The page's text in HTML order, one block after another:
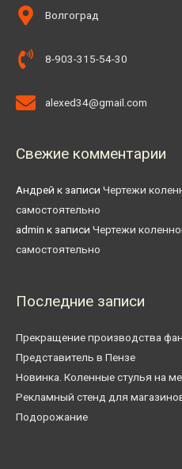
Волгоград
8-903-315-54-30
alexed34@gmail.com
Свежие комментарии
Андрей к записи Чертежи
самостоятельно
admin к записи Чертежи
самостоятельно
Последние записи
Прекращение производства
Представитель в Пензе
Новинка. Коленные стулья на
Рекламный стенд для
Подорожание